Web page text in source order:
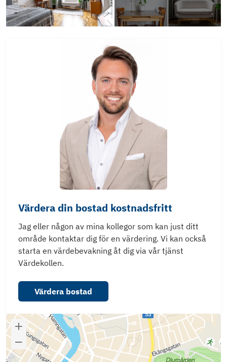
Värdera din bostad kostnadsfritt
Jag eller någon av mina kollegor som kan just ditt
område kontaktar dig för en värdering. Vi kan också
starta en värdebevakning åt dig via vår tjänst
Värdekollen.
Värdera bostad